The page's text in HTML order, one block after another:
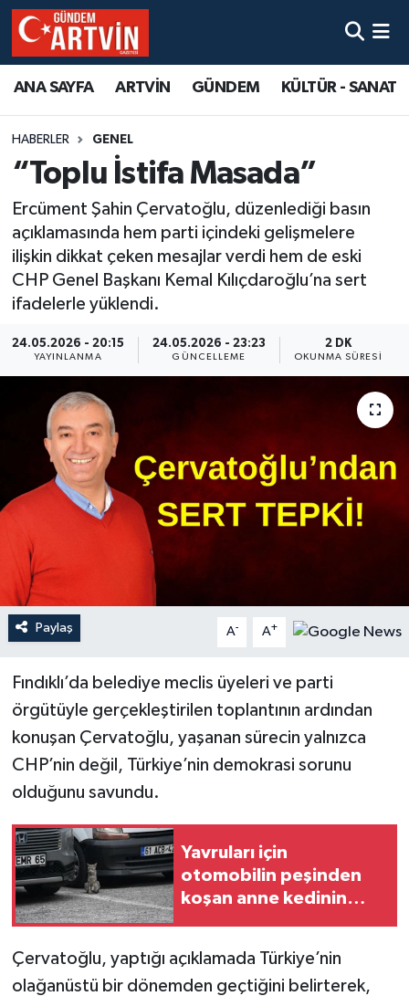
ANA SAYFA ARTVİN GÜNDEM KÜLTÜR - SANAT
HABERLER GENEL
“Toplu İstifa Masada”
Ercüment Şahin Çervatoğlu, düzenlediği basın
açıklamasında hem parti içindeki gelişmelere
ilişkin dikkat çeken mesajlar verdi hem de eski
CHP Genel Başkanı Kemal Kılıçdaroğlu’na sert
ifadelerle yüklendi.
24.05.2026 - 20:15
YAYINLANMA
24.05.2026 - 23:23
GÜNCELLEME
2 DK
OKUNMA SÜRESI
Paylaş A- A+
Fındıklı’da belediye meclis üyeleri ve parti
örgütüyle gerçekleştirilen toplantının ardından
konuşan Çervatoğlu, yaşanan sürecin yalnızca
CHP’nin değil, Türkiye’nin demokrasi sorunu
olduğunu savundu.
Yavruları için
otomobilin peşinden
koşan anne kedinin
Çervatoğlu, yaptığı açıklamada Türkiye’nin
olağanüstü bir dönemden geçtiğini belirterek,